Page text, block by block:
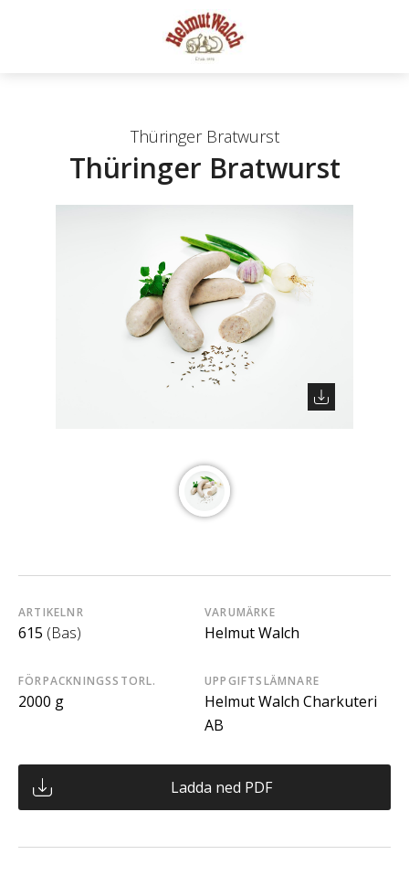
Thüringer Bratwurst
Thüringer Bratwurst
ARTIKELNR
615 (Bas)
VARUMÄRKE
Helmut Walch
FÖRPACKNINGSSTORL.
2000 g
UPPGIFTSLÄMNARE
Helmut Walch Charkuteri
AB
Ladda ned PDF